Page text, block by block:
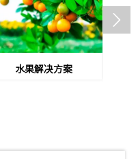
水果解决方案
